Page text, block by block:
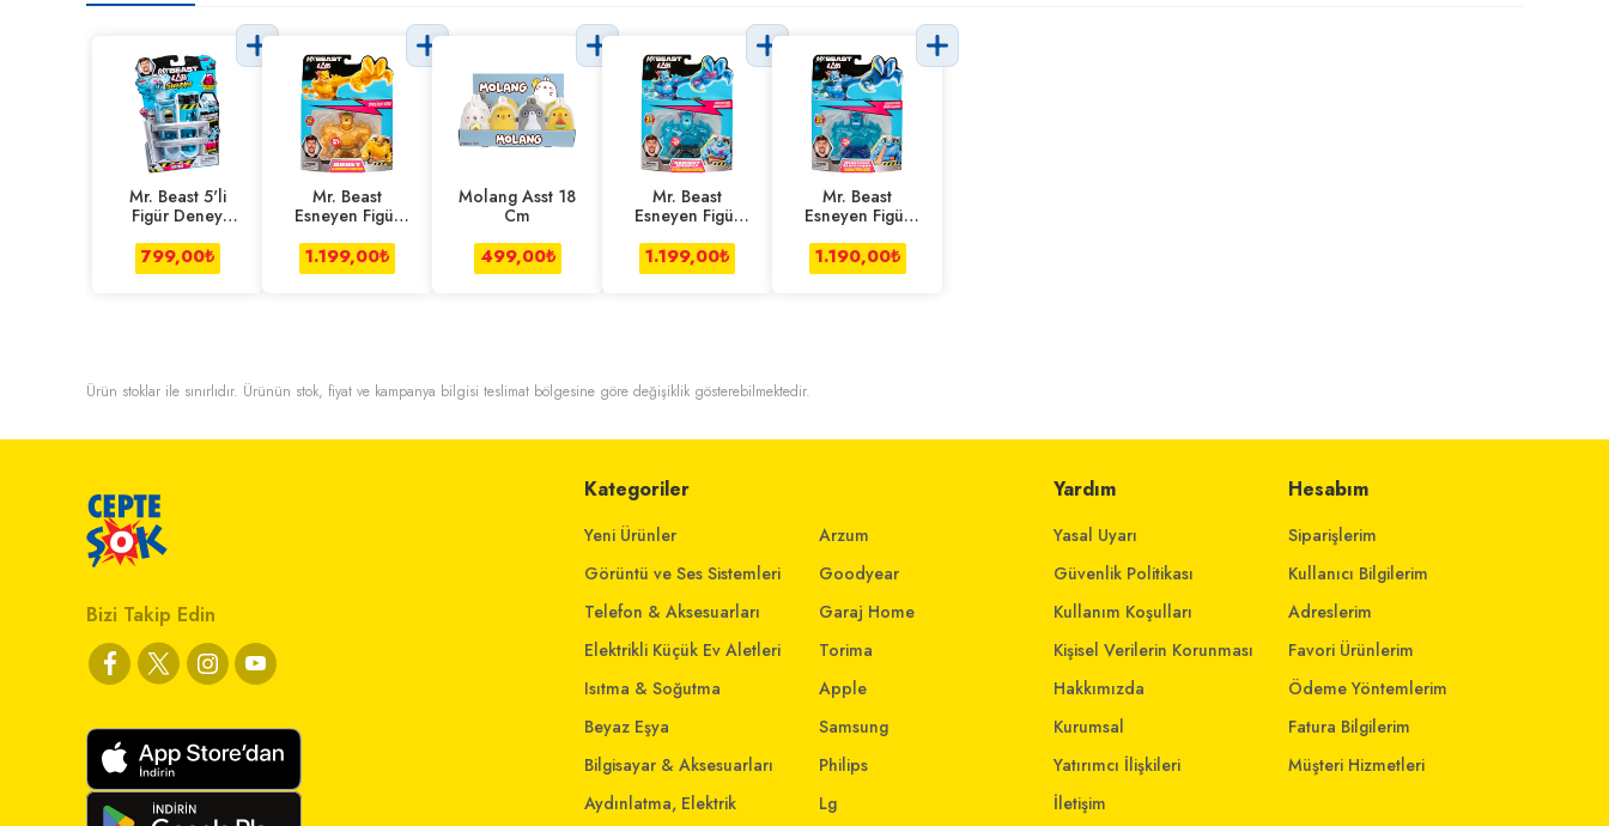
Mr. Beast 5'li
Figür Deney
799,00₺
Mr. Beast
Esneyen Figür
Panther
1.199,00₺
Molang Asst 18
Cm
499,00₺
Mr. Beast
Esneyen Figür
Panther
1.199,00₺
Mr. Beast
Esneyen Figür
Panther
1.190,00₺
Ürün stoklar ile sınırlıdır. Ürünün stok, fiyat ve kampanya bilgisi teslimat bölgesine göre değişiklik gösterebilmektedir.
Bizi Takip Edin
Kategoriler
Yeni Ürünler
Görüntü ve Ses Sistemleri
Telefon & Aksesuarları
Elektrikli Küçük Ev Aletleri
Isıtma & Soğutma
Beyaz Eşya
Bilgisayar & Aksesuarları
Aydınlatma, Elektrik
Arzum
Goodyear
Garaj Home
Torima
Apple
Samsung
Philips
Lg
Yardım
Yasal Uyarı
Güvenlik Politikası
Kullanım Koşulları
Kişisel Verilerin Korunması
Hakkımızda
Kurumsal
Yatırımcı İlişkileri
İletişim
Hesabım
Siparişlerim
Kullanıcı Bilgilerim
Adreslerim
Favori Ürünlerim
Ödeme Yöntemlerim
Fatura Bilgilerim
Müşteri Hizmetleri